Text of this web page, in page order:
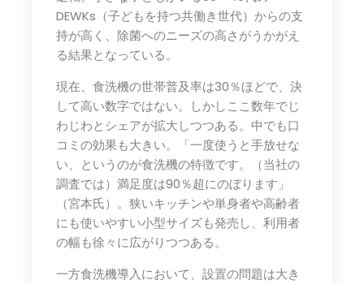
DEWKs（子どもを持つ共働き世代）からの支
持が高く、除菌へのニーズの高さがうかがえ
る結果となっている。
現在、食洗機の世帯普及率は30％ほどで、決
して高い数字ではない。しかしここ数年でじ
わじわとシェアが拡大しつつある。中でも口
コミの効果も大きい。「一度使うと手放せな
い、というのが食洗機の特徴です。（当社の
調査では）満足度は90％超にのぼります」
（宮本氏）。狭いキッチンや単身者や高齢者
にも使いやすい小型サイズも発売し、利用者
の幅も徐々に広がりつつある。
一方食洗機導入において、設置の問題は大き